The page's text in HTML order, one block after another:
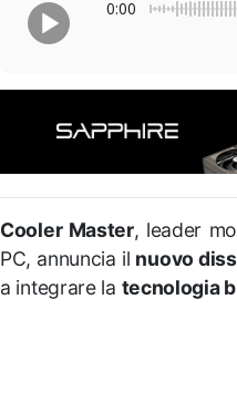
0:00
Cooler Master, leader
PC, annuncia il nuovo
a integrare la tecnologia